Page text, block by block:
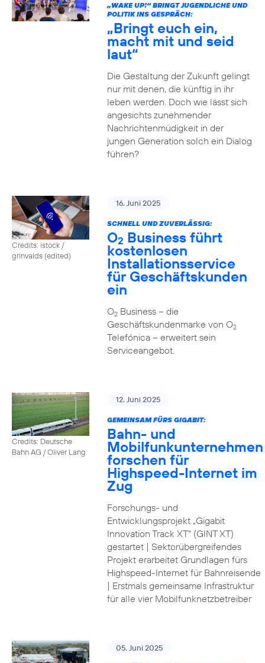
„WAKE UP!“ BRINGT JUGENDLICHE UND
POLITIK INS GESPRÄCH:
„Bringt euch ein,
macht mit und seid
laut“
Die Gestaltung der Zukunft gelingt
nur mit denen, die künftig in ihr
leben werden. Doch wie lässt sich
angesichts zunehmender
Nachrichtenmüdigkeit in der
jungen Generation solch ein Dialog
führen?
Credits: istock /
grinvalds (edited)
16. Juni 2025
SCHNELL UND ZUVERLÄSSIG:
O2 Business führt
kostenlosen
Installationsservice
für Geschäftskunden
ein
O2Business – die
Geschäftskundenmarke von O2
Telefónica – erweitert sein
Serviceangebot.
Credits: Deutsche
Bahn AG / Oliver Lang
12. Juni 2025
GEMEINSAM FÜRS GIGABIT:
Bahn- und
Mobilfunkunternehmen
forschen für
Highspeed-Internet im
Zug
Forschungs- und
Entwicklungsprojekt „Gigabit
Innovation Track XT“ (GINT XT)
gestartet | Sektorübergreifendes
Projekt erarbeitet Grundlagen fürs
Highspeed-Internet für Bahnreisende
| Erstmals gemeinsame Infrastruktur
für alle vier Mobilfunknetzbetreiber
05. Juni 2025